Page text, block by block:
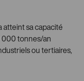
atteint sa capacité
000 tonnes/an
ou tertiaires,